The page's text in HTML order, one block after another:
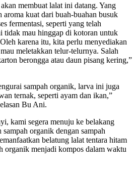
membuat lalat ini datang. Yang
aroma kuat dari buah-buahan busuk
fermentasi, seperti yang telah
mau hinggap di kotoran untuk
karena itu, kita perlu menyediakan
meletakkan telur-telurnya. Salah
berongga atau daun pisang kering,”
sampah organik, larva ini juga
ternak, seperti ayam dan ikan,”
Bu Ani.
kami segera menuju ke belakang
organik dengan sampah
belatung lalat tentara hitam
organik menjadi kompos dalam waktu